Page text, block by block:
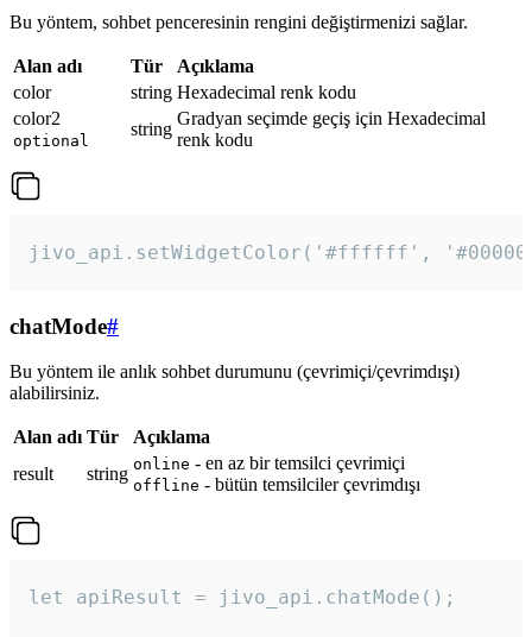
Bu yöntem, sohbet penceresinin rengini değiştirmenizi sağlar.
Alan adı Tür
Açıklama
color
string Hexadecimal renk kodu
color2
optional
string
Gradyan seçimde geçiş için Hexadecimal
renk kodu
jivo_api.setWidgetColor('#ffffff',
chatMode#
Bu yöntem ile anlık sohbet durumunu (çevrimiçi/çevrimdışı)
alabilirsiniz.
Alan adı Tür
Açıklama
result
string online - en az bir temsilci çevrimiçi
offline - bütün temsilciler çevrimdışı
let apiResult = jivo_api.chatMode();